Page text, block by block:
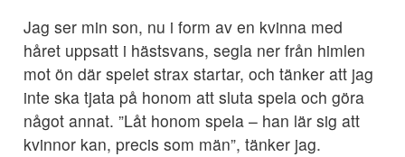
Jag ser min son, nu i form av en kvinna med
håret uppsatt i hästsvans, segla ner från himlen
mot ön där spelet strax startar, och tänker att jag
inte ska tjata på honom att sluta spela och göra
något annat. ”Låt honom spela – han lär sig att
kvinnor kan, precis som män”, tänker jag.